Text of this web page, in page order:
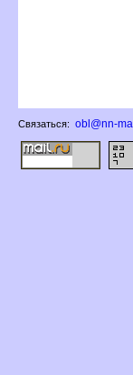
Связаться: obl@nn-